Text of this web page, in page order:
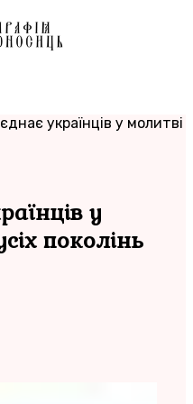
українців у молитві
у
поколінь